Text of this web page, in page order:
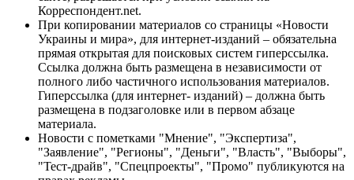
Корреспондент.net.
При копировании материалов со страницы «Новости
Украины и мира», для интернет-изданий – обязательна
прямая открытая для поисковых систем гиперссылка.
Ссылка должна быть размещена в независимости от
полного либо частичного использования материалов.
Гиперссылка (для интернет- изданий) – должна быть
размещена в подзаголовке или в первом абзаце
материала.
Новости с пометками "Мнение", "Экспертиза",
"Заявление", "Регионы", "Деньги", "Власть", "Выборы",
"Тест-драйв", "Спецпроекты", "Промо" публикуются на